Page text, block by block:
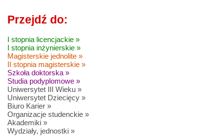
Przejdź do:
I stopnia licencjackie »
I stopnia inżynierskie »
Magisterskie jednolite »
II stopnia magisterskie »
Szkoła doktorska »
Studia podyplomowe »
Uniwersytet III Wieku »
Uniwersytet Dziecięcy »
Biuro Karier »
Organizacje studenckie »
Akademiki »
Wydziały, jednostki »